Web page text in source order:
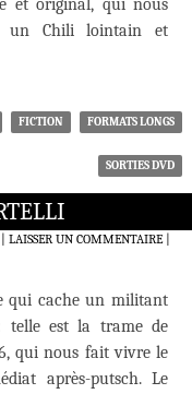
et original, qui nous
un Chili lointain et
FICTION FORMATS LONGS
SORTIES DVD
LAISSER UN COMMENTAIRE|
qui cache un militant
telle est la trame de
qui nous fait vivre le
après-putsch. Le